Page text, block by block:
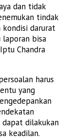
dan tidak
tindak
kondisi darurat
laporan bisa
Chandra
harus
yang
dilakukan
keadilan.